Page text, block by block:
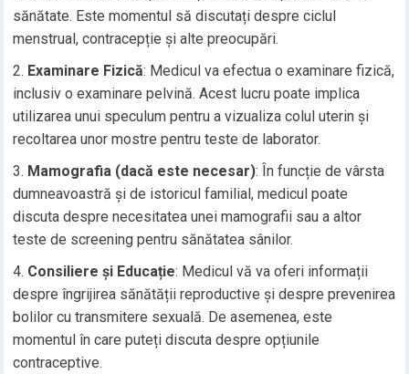
sănătate. Este momentul să discutați despre ciclul
menstrual, contracepție și alte preocupări.
Examinare Fizică: Medicul va efectua o examinare fizică,
inclusiv o examinare pelvină. Acest lucru poate implica
utilizarea unui speculum pentru a vizualiza colul uterin și
recoltarea unor mostre pentru teste de laborator.
Mamografia (dacă este necesar): În funcție de vârsta
dumneavoastră și de istoricul familial, medicul poate
discuta despre necesitatea unei mamografii sau a altor
teste de screening pentru sănătatea sânilor.
Consiliere și Educație: Medicul vă va oferi informații
despre îngrijirea sănătății reproductive și despre prevenirea
bolilor cu transmitere sexuală. De asemenea, este
momentul în care puteți discuta despre opțiunile
contraceptive.